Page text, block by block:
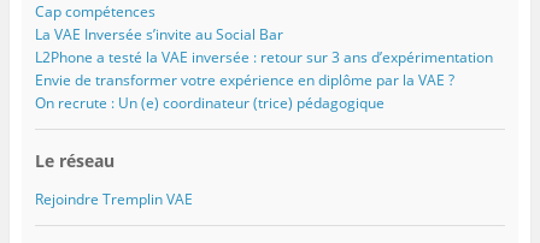
Cap compétences
La VAE Inversée s’invite au Social Bar
L2Phone a testé la VAE inversée : retour sur 3 ans d’expérimentation
Envie de transformer votre expérience en diplôme par la VAE ?
On recrute : Un (e) coordinateur (trice) pédagogique
Le réseau
Rejoindre Tremplin VAE